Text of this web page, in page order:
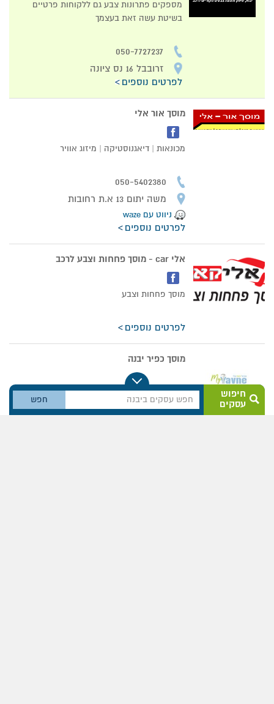
מספקים פתרונות צבע גם ללקוחות פרטיים
בשיטת עשה זאת בעצמך
050-7727237
זרובבל 16 נס ציונה
לפרטים נוספים
מוסך אור אלי
מכונאות | דיאגנוסטיקה | מיזוג אוויר
050-5402380
משה יתום 13 א.ת רחובות
ניווט עם waze
לפרטים נוספים
אלי car - מוסך פחחות וצבע לרכב
מוסך פחחות וצבע
לפרטים נוספים
מוסך כפיר יבנה
054-7550398
הירמוך 10
חיפוש
עסקים